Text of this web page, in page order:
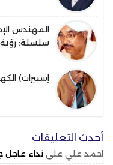
المهندس
سلسلة: رؤية
إسبيرات)
أحدث التعليقات
احمد علي على نداء عاجل